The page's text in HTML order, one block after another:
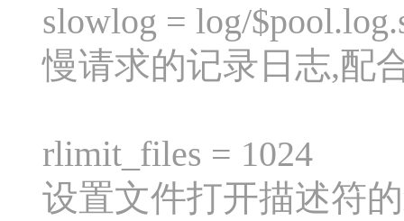
slowlog = log/
慢请求的记录日志,配
rlimit_files = 1024
设置文件打开描述符